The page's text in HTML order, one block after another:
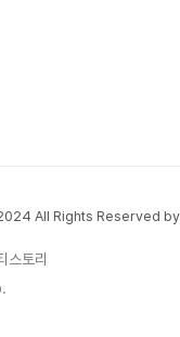
All Rights Reserved by
토리